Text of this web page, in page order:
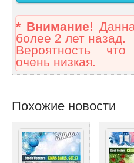
* Внимание!
более 2 лет назад.
Вероятность
очень низкая.
Похожие новости